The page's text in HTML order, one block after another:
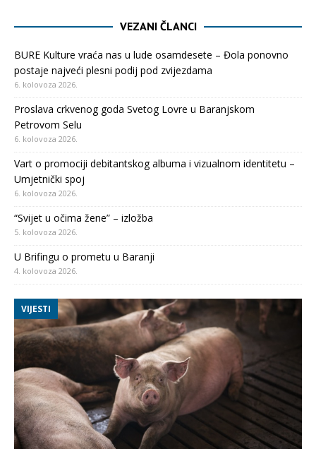
VEZANI ČLANCI
BURE Kulture vraća nas u lude osamdesete – Đola ponovno
postaje najveći plesni podij pod zvijezdama
6. kolovoza 2026.
Proslava crkvenog goda Svetog Lovre u Baranjskom
Petrovom Selu
6. kolovoza 2026.
Vart o promociji debitantskog albuma i vizualnom identitetu –
Umjetnički spoj
6. kolovoza 2026.
“Svijet u očima žene” – izložba
5. kolovoza 2026.
U Brifingu o prometu u Baranji
4. kolovoza 2026.
VIJESTI